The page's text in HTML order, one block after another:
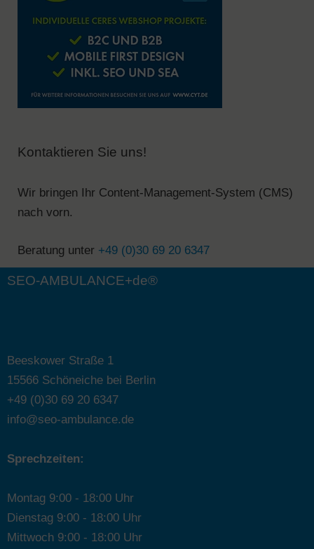
Kontaktieren Sie uns!
Wir bringen Ihr Content-Management-System (CMS)
nach vorn.
Beratung unter +49 (0)30 69 20 6347
SEO-AMBULANCE+de®
Beeskower Straße 1
15566 Schöneiche bei Berlin
+49 (0)30 69 20 6347
info@seo-ambulance.de
Sprechzeiten:
Montag 9:00 - 18:00 Uhr
Dienstag 9:00 - 18:00 Uhr
Mittwoch 9:00 - 18:00 Uhr